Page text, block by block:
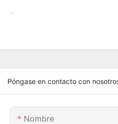
.
Póngase en contacto con
Nombre